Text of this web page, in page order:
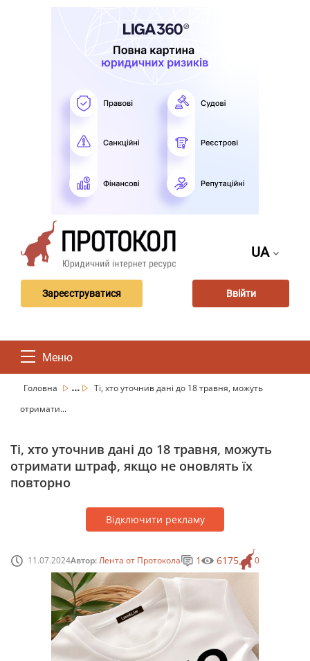
UA
Зареєструватися Ввійти
Меню
Головна ...
Ті, хто уточнив дані до 18 травня, можуть
отримати...
Ті, хто уточнив дані до 18 травня, можуть
отримати штраф, якщо не оновлять їх
повторно
Відключити рекламу
11.07.2024Автор:Лента от Протокола 0
1 6175